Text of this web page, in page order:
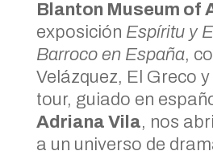
Blanton Museum of
exposición Espíritu y
Barroco en España,
Velázquez, El Greco
tour, guiado en
Adriana Vila, nos
a un universo de